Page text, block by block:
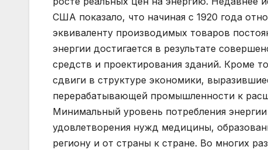
США показало, что начиная с 1920 года
эквиваленту производимых товаров
энергии достигается в результате
средств и проектирования зданий. Кроме
сдвиги в структуре экономики,
перерабатывающей промышленности к
Минимальный уровень потребления
удовлетворения нужд медицины,
региону и от страны к стране. Во многих